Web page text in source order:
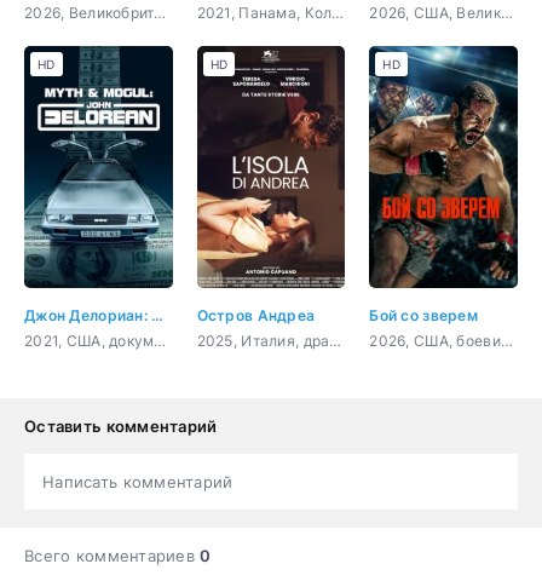
2026, Великобритания, триллер, драма 2021, Панама, Колумбия, комедия 2026, США, Великобритания, боевик, комедия, триллер
Джон Делориан: магнат и легенда
2021, США, документальный, криминал, биография
HD
Остров Андреа
2025, Италия, драма
HD
Бой со зверем
2026, США, боевик, драма, спорт
HD
Оставить комментарий
Написать комментарий
Всего комментариев0